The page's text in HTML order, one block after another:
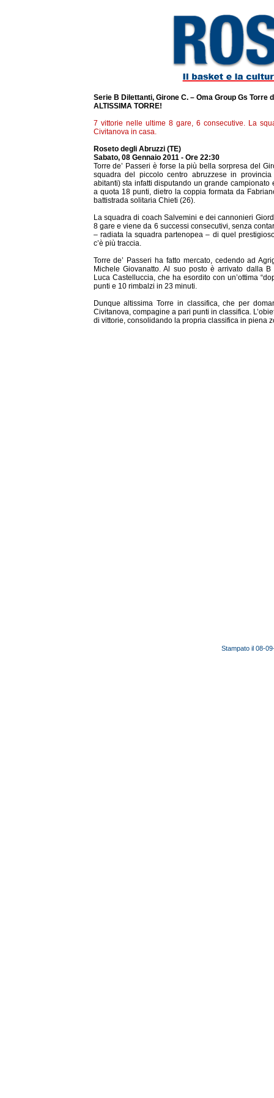
Serie B Dilettanti, Girone C. – Oma Group Gs Torre
ALTISSIMA TORRE!
7 vittorie nelle ultime 8 gare, 6 consecutive. La
Civitanova in casa.
Roseto degli Abruzzi (TE)
Sabato, 08 Gennaio 2011 - Ore 22:30
Torre de’ Passeri è forse la più bella sorpresa del
squadra del piccolo centro abruzzese in
abitanti) sta infatti disputando un grande campionato
a quota 18 punti, dietro la coppia formata da
battistrada solitaria Chieti (26).
La squadra di coach Salvemini e dei cannonieri
8 gare e viene da 6 successi consecutivi, senza
– radiata la squadra partenopea – di quel
c’è più traccia.
Torre de’ Passeri ha fatto mercato, cedendo ad
Michele Giovanatto. Al suo posto è arrivato dalla B
Luca Castelluccia, che ha esordito con un’ottima
punti e 10 rimbalzi in 23 minuti.
Dunque altissima Torre in classifica, che per
Civitanova, compagine a pari punti in classifica.
di vittorie, consolidando la propria classifica in piena
Stampato il 08-